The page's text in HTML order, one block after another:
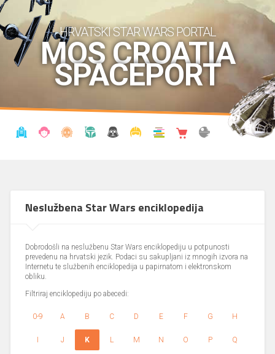
HRVATSKI STAR WARS PORTAL
MOS CROATIA
SPACEPORT
Neslužbena Star Wars enciklopedija
Dobrodošli na neslužbenu Star Wars enciklopediju u potpunosti
prevedenu na hrvatski jezik. Podaci su sakupljani iz mnogih izvora na
Internetu te službenih enciklopedija u papirnatom i elektronskom
obliku.
Filtriraj enciklopediju po abecedi:
0-9 A B C D E F G H
I J K L M N O P Q